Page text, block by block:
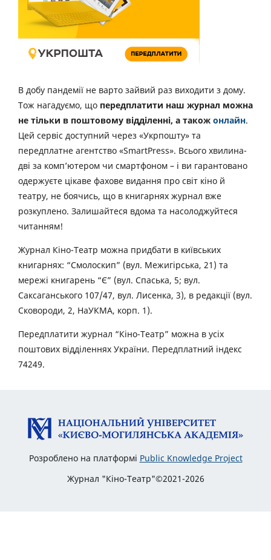
В добу пандемії не варто зайвий раз виходити з дому.
Тож нагадуємо, що передплатити наш журнал можна
не тільки в поштовому відділенні, а також онлайн.
Цей сервіс доступний через «Укрпошту» та
передплатне агентство «SmartPress». Всього хвилина-
дві за комп’ютером чи смартфоном – і ви гарантовано
одержуєте цікаве фахове видання про світ кіно й
театру, не боячись, що в книгарнях журнал вже
розкуплено. Залишайтеся вдома та насолоджуйтеся
читанням!
Журнал Кіно-Театр можна придбати в київських
книгарнях: “Смолоскип” (вул. Межигірська, 21) та
мережі книгарень “Є” (вул. Спаська, 5; вул.
Саксаганського 107/47, вул. Лисенка, 3), в редакції (вул.
Сковороди, 2, НаУКМА, корп. 1).
Передплатити журнал “Кіно-Театр” можна в усіх
поштових відділеннях України. Передплатний індекс
74249.
Розроблено на платформі Public Knowledge Project
Журнал "Кіно-Театр"©2021-2026